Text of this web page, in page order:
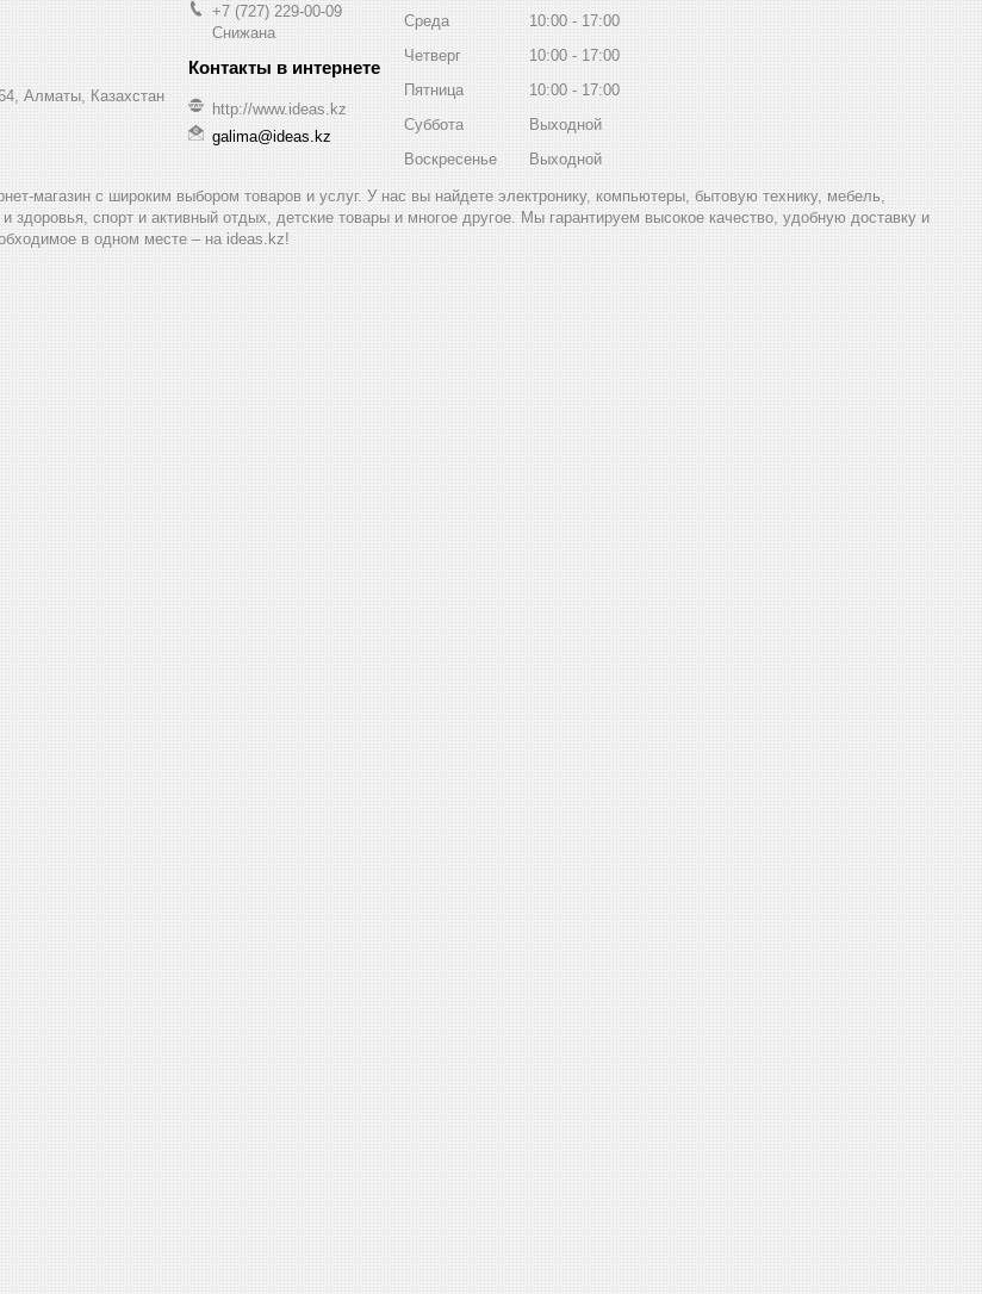
Алматы, Казахстан
+7 (727) 229-00-09
Снижана
http://www.ideas.kz
galima@ideas.kz
Среда
10:00
17:00
Четверг
10:00
17:00
Пятница
10:00
17:00
Суббота
Выходной
Воскресенье
Выходной
магазин с широким выбором товаров и услуг. У нас вы найдете электронику, компьютеры, бытовую технику, мебель,
здоровья, спорт и активный отдых, детские товары и многое другое. Мы гарантируем высокое качество, удобную доставку и
в одном месте – на ideas.kz!